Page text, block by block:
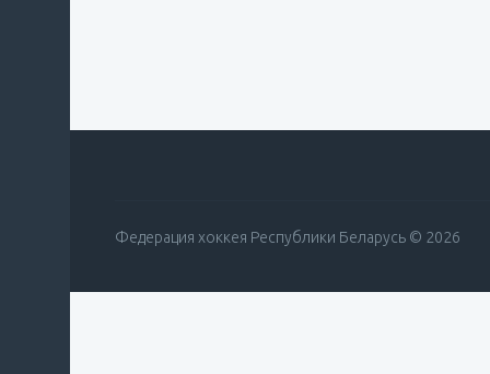
Федерация хоккея Республики Беларусь © 2026